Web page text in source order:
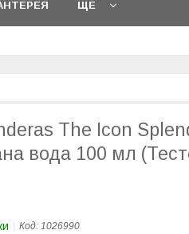
ЩЕ
The Icon
вода 100 мл
Код: 1026990